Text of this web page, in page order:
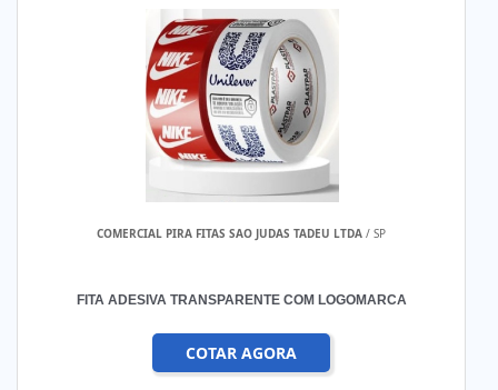
COMERCIAL PIRA FITAS SAO JUDAS TADEU LTDA / SP
FITA ADESIVA TRANSPARENTE COM LOGOMARCA
COTAR AGORA